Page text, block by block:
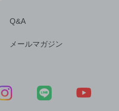
Q&A
メールマガジン